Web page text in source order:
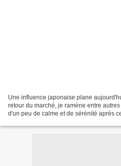
Une influence japonaise plane
retour du marché, je ramène entre
d'un peu de calme et de sérénité après